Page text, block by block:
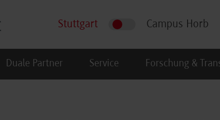
Stuttgart Campus Horb
Duale Partner Service Forschung &